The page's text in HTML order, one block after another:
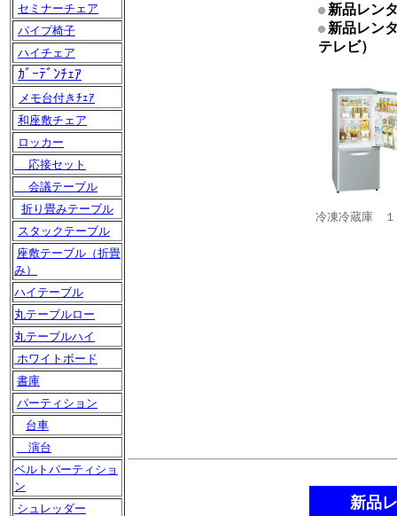
セミナーチェア
パイプ椅子
ハイチェア
ｶﾞｰﾃﾞﾝﾁｪｱ
メモ台付きﾁｪｱ
和座敷チェア
ロッカー
応接セット
会議テーブル
折り畳みテーブル
スタックテーブル
座敷テーブル（折畳
み）
ハイテーブル
丸テーブルロー
丸テーブルハイ
ホワイトボード
書庫
パーティション
台車
演台
ベルトパーティショ
ン
シュレッダー
新品レン
新品レン
テレビ）
冷凍冷蔵庫 １
新品